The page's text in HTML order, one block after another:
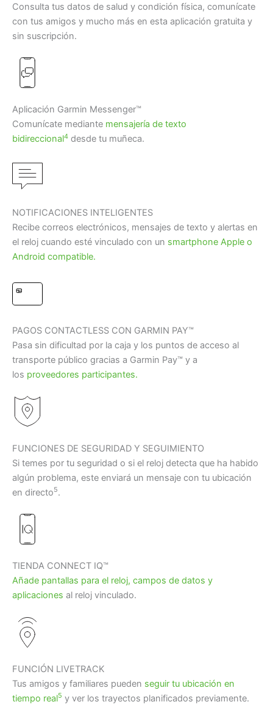
Consulta tus datos de salud y condición física, comunícate
con tus amigos y mucho más en esta aplicación gratuita y
sin suscripción.
Aplicación Garmin Messenger™
Comunícate mediante mensajería de texto
bidireccional4 desde tu muñeca.
NOTIFICACIONES INTELIGENTES
Recibe correos electrónicos, mensajes de texto y alertas en
el reloj cuando esté vinculado con un smartphone Apple o
Android compatible.
PAGOS CONTACTLESS CON GARMIN PAY™
Pasa sin dificultad por la caja y los puntos de acceso al
transporte público gracias a Garmin Pay™ y a
los proveedores participantes.
FUNCIONES DE SEGURIDAD Y SEGUIMIENTO
Si temes por tu seguridad o si el reloj detecta que ha habido
algún problema, este enviará un mensaje con tu ubicación
en directo5.
TIENDA CONNECT IQ™
Añade pantallas para el reloj, campos de datos y
aplicaciones al reloj vinculado.
FUNCIÓN LIVETRACK
Tus amigos y familiares pueden seguir tu ubicación en
tiempo real5 y ver los trayectos planificados previamente.